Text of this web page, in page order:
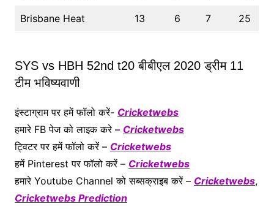
Brisbane Heat 13 6 7 25
SYS vs HBH 52nd t20 बीबीएल 2020 ड्रीम 11
टीम भविष्यवाणी
इंस्टाग्राम पर हमें फॉलो करें- Cricketwebs
हमारे FB पेज को लाइक करे – Cricketwebs
ट्विटर पर हमें फॉलो करें – Cricketwebs
हमें Pinterest पर फॉलो करें – Cricketwebs
हमारे Youtube Channel को सब्सक्राइब करें – Cricketwebs,
Cricketwebs Prediction